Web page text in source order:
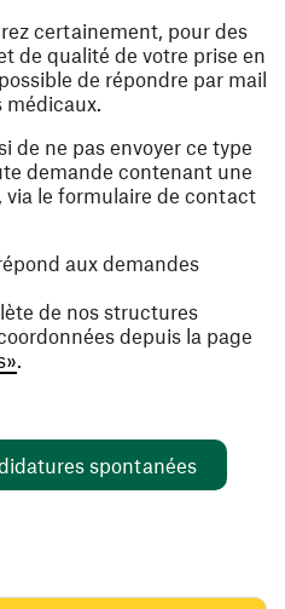
certainement, pour des
de qualité de votre prise en
de répondre par mail
médicaux.
de ne pas envoyer ce type
demande contenant une
le formulaire de contact
aux demandes
de nos structures
depuis la page
.
spontanées